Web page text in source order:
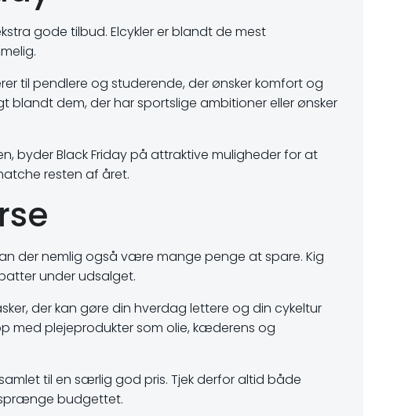
gode tilbud. Elcykler er blandt de mest
til pendlere og studerende, der ønsker komfort og
dem, der har sportslige ambitioner eller ønsker
byder Black Friday på attraktive muligheder for at
resten af året.
der nemlig også være mange penge at spare. Kig
under udsalget.
der kan gøre din hverdag lettere og din cykeltur
med plejeprodukter som olie, kæderens og
til en særlig god pris. Tjek derfor altid både
sprænge budgettet.